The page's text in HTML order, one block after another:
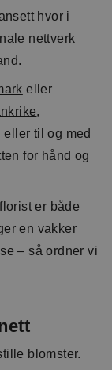
hvor i
nettverk
eller
,
eller til og med
for hånd og
er både
en vakker
– så ordner vi
blomster.